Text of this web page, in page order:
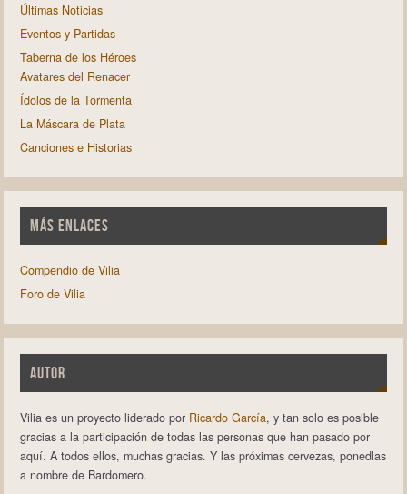
Últimas Noticias
Eventos y Partidas
Taberna de los Héroes
Avatares del Renacer
Ídolos de la Tormenta
La Máscara de Plata
Canciones e Historias
MÁS ENLACES
Compendio de Vilia
Foro de Vilia
AUTOR
Vilia es un proyecto liderado por Ricardo García, y tan solo es posible
gracias a la participación de todas las personas que han pasado por
aquí. A todos ellos, muchas gracias. Y las próximas cervezas, ponedlas
a nombre de Bardomero.